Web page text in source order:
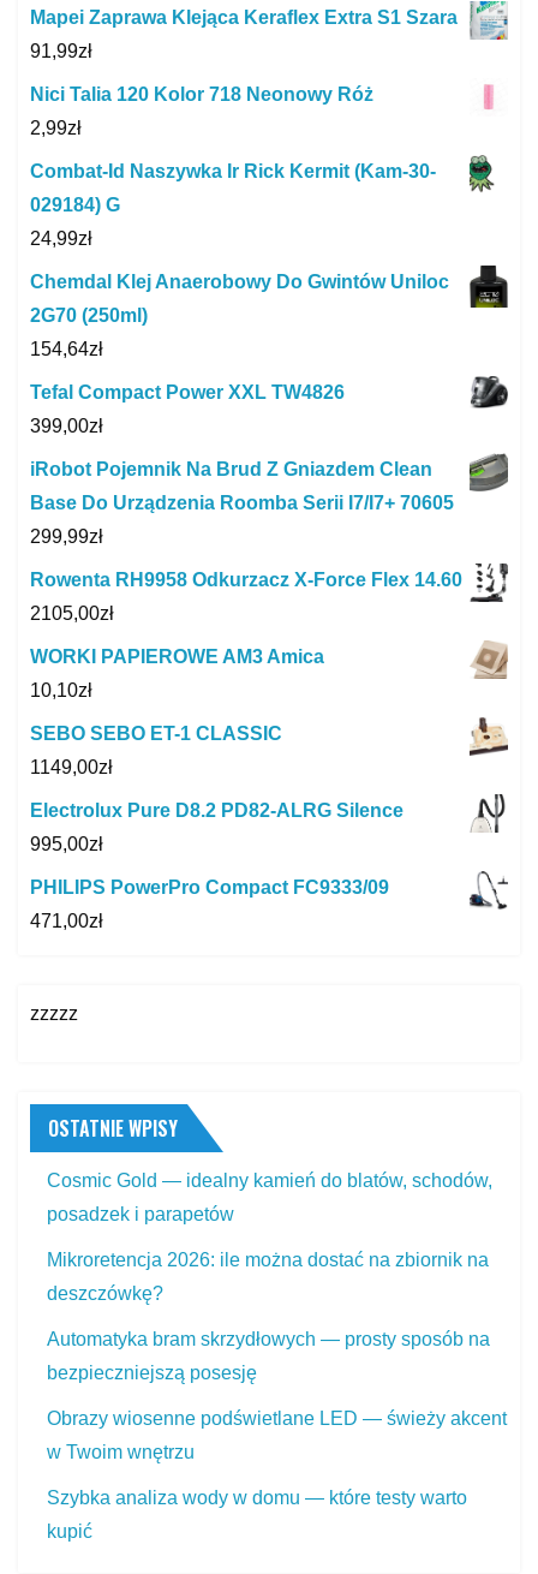
Mapei Zaprawa Klejąca Keraflex Extra S1 Szara
91,99zł
Nici Talia 120 Kolor 718 Neonowy Róż
2,99zł
Combat-Id Naszywka Ir Rick Kermit (Kam-30-
029184) G
24,99zł
Chemdal Klej Anaerobowy Do Gwintów Uniloc
2G70 (250ml)
154,64zł
Tefal Compact Power XXL TW4826
399,00zł
iRobot Pojemnik Na Brud Z Gniazdem Clean
Base Do Urządzenia Roomba Serii I7/I7+ 70605
299,99zł
Rowenta RH9958 Odkurzacz X-Force Flex 14.60
2105,00zł
WORKI PAPIEROWE AM3 Amica
10,10zł
SEBO SEBO ET-1 CLASSIC
1149,00zł
Electrolux Pure D8.2 PD82-ALRG Silence
995,00zł
PHILIPS PowerPro Compact FC9333/09
471,00zł
zzzzz
OSTATNIE WPISY
Cosmic Gold — idealny kamień do blatów, schodów,
posadzek i parapetów
Mikroretencja 2026: ile można dostać na zbiornik na
deszczówkę?
Automatyka bram skrzydłowych — prosty sposób na
bezpieczniejszą posesję
Obrazy wiosenne podświetlane LED — świeży akcent
w Twoim wnętrzu
Szybka analiza wody w domu — które testy warto
kupić